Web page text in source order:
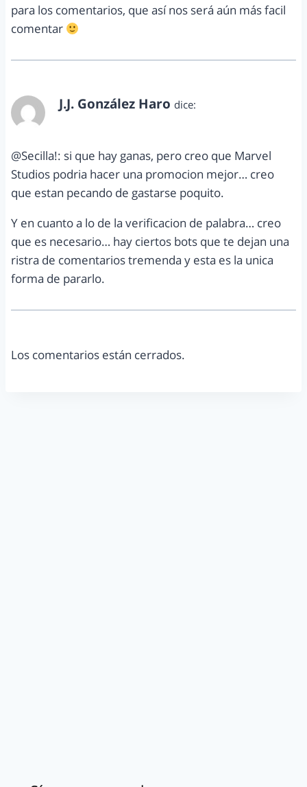
para los comentarios, que así nos será aún más facil
comentar
J.J. González Haro dice:
@Secilla!: si que hay ganas, pero creo que Marvel
Studios podria hacer una promocion mejor… creo
que estan pecando de gastarse poquito.
Y en cuanto a lo de la verificacion de palabra… creo
que es necesario… hay ciertos bots que te dejan una
ristra de comentarios tremenda y esta es la unica
forma de pararlo.
Los comentarios están cerrados.